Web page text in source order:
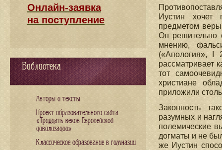
Иустин хочет
предметом
Он решительно
мнению,
(«Апология»,
рассматривает
тот
христиане
приложили
Законность
разумных и
полемические
догматы и не
же Иустин
Онлайн-заявка
на поступление
Библиотека
Авторы и тексты
Проект образовательного сайта
«Тридцать веков Европейской
цивилизации»
Классическое образование в гимназии